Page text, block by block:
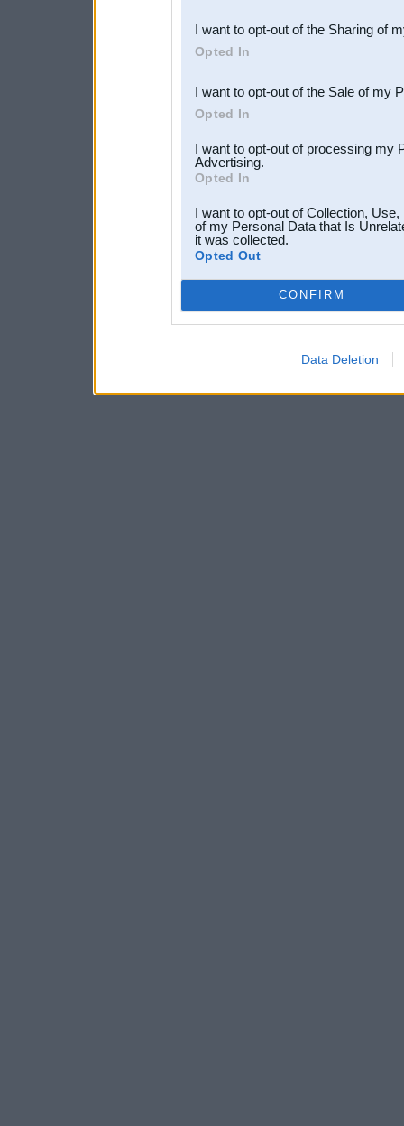
Downstream Participants
third parties.
I want to opt-out of the Sharing of
Opted In
I want to opt-out of the Sale of my
Opted In
I want to opt-out of processing my
Advertising.
Opted In
I want to opt-out of Collection,
of my Personal Data that Is
it was collected.
Opted Out
CONFIRM
Data Deletion